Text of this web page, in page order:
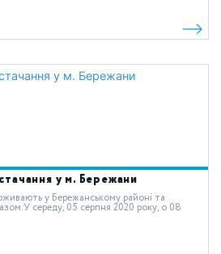
у м. Бережани
у Бережанському районі та
середу, 05 серпня 2020 року, о 08